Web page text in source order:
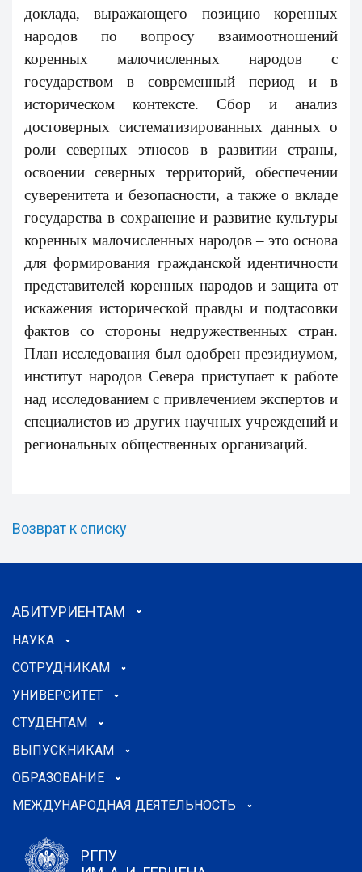
доклада, выражающего позицию коренных
народов по вопросу взаимоотношений
коренных малочисленных народов с
государством в современный период и в
историческом контексте. Сбор и анализ
достоверных систематизированных данных о
роли северных этносов в развитии страны,
освоении северных территорий, обеспечении
суверенитета и безопасности, а также о вкладе
государства в сохранение и развитие культуры
коренных малочисленных народов – это основа
для формирования гражданской идентичности
представителей коренных народов и защита от
искажения исторической правды и подтасовки
фактов со стороны недружественных стран.
План исследования был одобрен президиумом,
институт народов Севера приступает к работе
над исследованием с привлечением экспертов и
специалистов из других научных учреждений и
региональных общественных организаций.
Возврат к списку
АБИТУРИЕНТАМ
НАУКА
СОТРУДНИКАМ
УНИВЕРСИТЕТ
СТУДЕНТАМ
ВЫПУСКНИКАМ
ОБРАЗОВАНИЕ
МЕЖДУНАРОДНАЯ ДЕЯТЕЛЬНОСТЬ
РГПУ